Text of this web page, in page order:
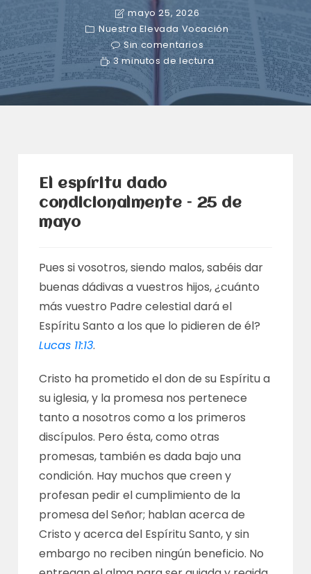
mayo 25, 2026
Nuestra Elevada Vocación
Sin comentarios
3 minutos de lectura
El espíritu dado
condicionalmente – 25 de
mayo
Pues si vosotros, siendo malos, sabéis dar
buenas dádivas a vuestros hijos, ¿cuánto
más vuestro Padre celestial dará el
Espíritu Santo a los que lo pidieren de él?
Lucas 11:13.
Cristo ha prometido el don de su Espíritu a
su iglesia, y la promesa nos pertenece
tanto a nosotros como a los primeros
discípulos. Pero ésta, como otras
promesas, también es dada bajo una
condición. Hay muchos que creen y
profesan pedir el cumplimiento de la
promesa del Señor; hablan acerca de
Cristo y acerca del Espíritu Santo, y sin
embargo no reciben ningún beneficio. No